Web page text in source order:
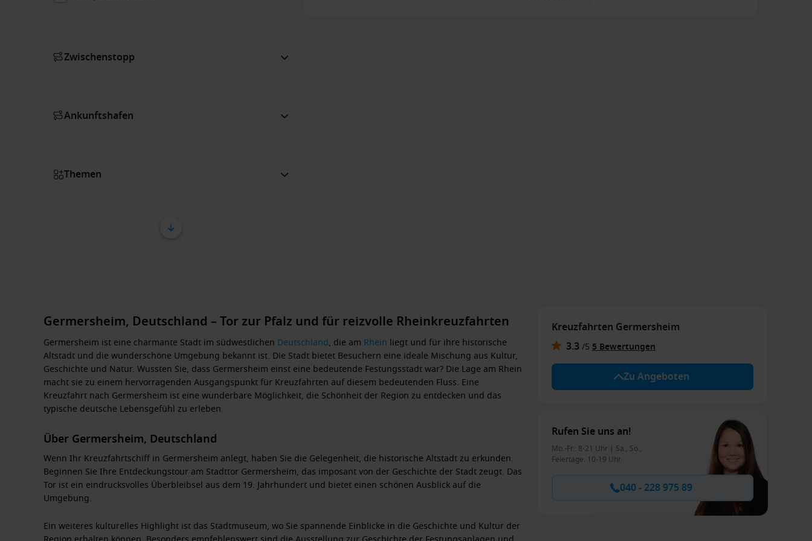
Zwischenstopp
Ankunftshafen
Themen
Germersheim, Deutschland – Tor zur Pfalz und für reizvolle Rheinkreuzfahrten
Germersheim ist eine charmante Stadt im südwestlichen Deutschland, die am Rhein liegt und für ihre historische
Altstadt und die wunderschöne Umgebung bekannt ist. Die Stadt bietet Besuchern eine ideale Mischung aus Kultur,
Geschichte und Natur. Wussten Sie, dass Germersheim einst eine bedeutende Festungsstadt war? Die Lage am Rhein
macht sie zu einem hervorragenden Ausgangspunkt für Kreuzfahrten auf diesem bedeutenden Fluss. Eine
Kreuzfahrt nach Germersheim ist eine wunderbare Möglichkeit, die Schönheit der Region zu entdecken und das
typische deutsche Lebensgefühl zu erleben.
Über Germersheim, Deutschland
Wenn Ihr Kreuzfahrtschiff in Germersheim anlegt, haben Sie die Gelegenheit, die historische Altstadtzu erkunden.
Beginnen Sie Ihre Entdeckungstour am Stadttor Germersheim, das imposant von der Geschichte der Stadt zeugt. Das
Tor ist ein eindrucksvolles Überbleibsel aus dem 19. Jahrhundert und bietet einen schönen Ausblick auf die
Umgebung.
Ein weiteres kulturelles Highlight ist das Stadtmuseum, wo Sie spannende Einblicke in die Geschichte und Kultur der
Kreuzfahrten Germersheim
3.3 /5 5 Bewertungen
Zu Angeboten
Rufen Sie uns an!
Mo.-Fr.: 8-21 Uhr | Sa., So.,
Feiertage: 10-19 Uhr
040 - 228 975 89